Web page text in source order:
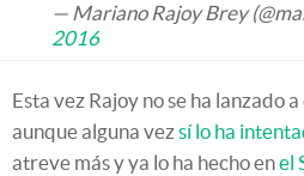
— Mariano Rajoy Brey
2016
Esta vez Rajoy no se ha lanzado
aunque alguna vezsí lo ha
atreve más y ya lo ha hecho enel